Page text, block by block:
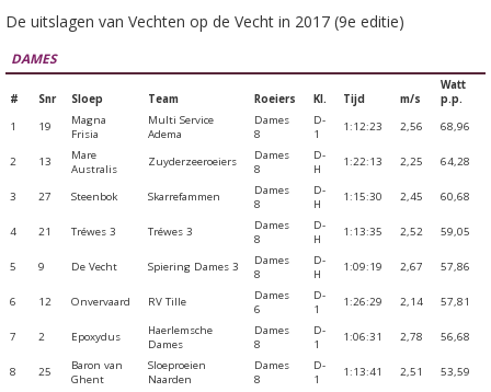
De uitslagen van Vechten op de Vecht in 2017 (9e editie)
DAMES
# Snr Sloep Team Roeiers Kl. Tijd m/s
Watt
p.p.
1
19
Magna
Frisia
Multi Service
Adema
Dames
8
D-
1
1:12:23 2,56 68,96
2 13
Mare
Australis
Zuyderzeeroeiers
Dames
8
D-
H
1:22:13 2,25 64,28
3 27 Steenbok Skarrefammen
Dames
8
D-
H
1:15:30 2,45 60,68
4 21 Tréwes 3 Tréwes 3
Dames
8
D-
H
1:13:35 2,52 59,05
5 9 De Vecht Spiering Dames 3
Dames
8
D-
H
1:09:19 2,67 57,86
6 12 Onvervaard RV Tille
Dames
6
D-
1
1:26:29 2,14 57,81
7 2 Epoxydus
Haerlemsche
Dames
Dames
8
D-
1
1:06:31 2,78 56,68
8 25
Baron van
Ghent
Sloeproeien
Naarden
Dames
8
D-
1
1:13:41 2,51 53,59